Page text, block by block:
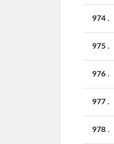
974
975
976
977
978